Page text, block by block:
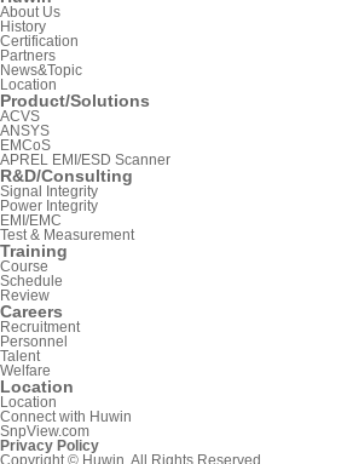
About Us
History
Certification
Partners
News&Topic
Location
Product/Solutions
ACVS
ANSYS
EMCoS
APREL EMI/ESD Scanner
R&D/Consulting
Signal Integrity
Power Integrity
EMI/EMC
Test & Measurement
Training
Course
Schedule
Review
Careers
Recruitment
Personnel
Talent
Welfare
Location
Location
Connect with Huwin
SnpView.com
Privacy Policy